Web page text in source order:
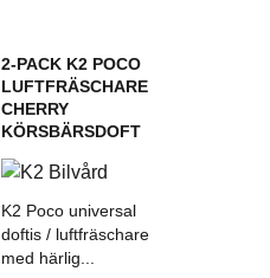
2-PACK K2 POCO
LUFTFRÄSCHARE
CHERRY
KÖRSBÄRSDOFT
K2 Poco universal
doftis / luftfräschare
med härlig...